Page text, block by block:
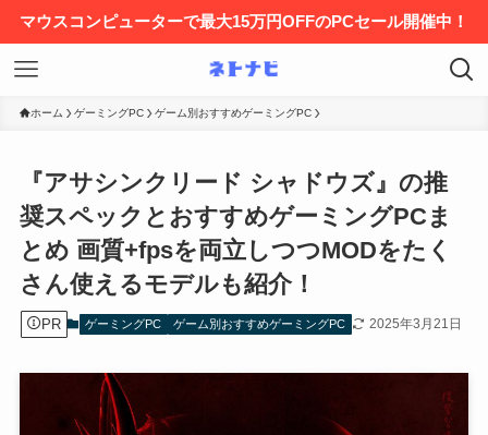
マウスコンピューターで最大15万円OFFのPCセール開催中！
ホーム ゲーミングPC ゲーム別おすすめゲーミングPC
『アサシンクリード シャドウズ』の推
奨スペックとおすすめゲーミングPCま
とめ 画質+fpsを両立しつつMODをたく
さん使えるモデルも紹介！
PR ゲーミングPC ゲーム別おすすめゲーミングPC 2025年3月21日